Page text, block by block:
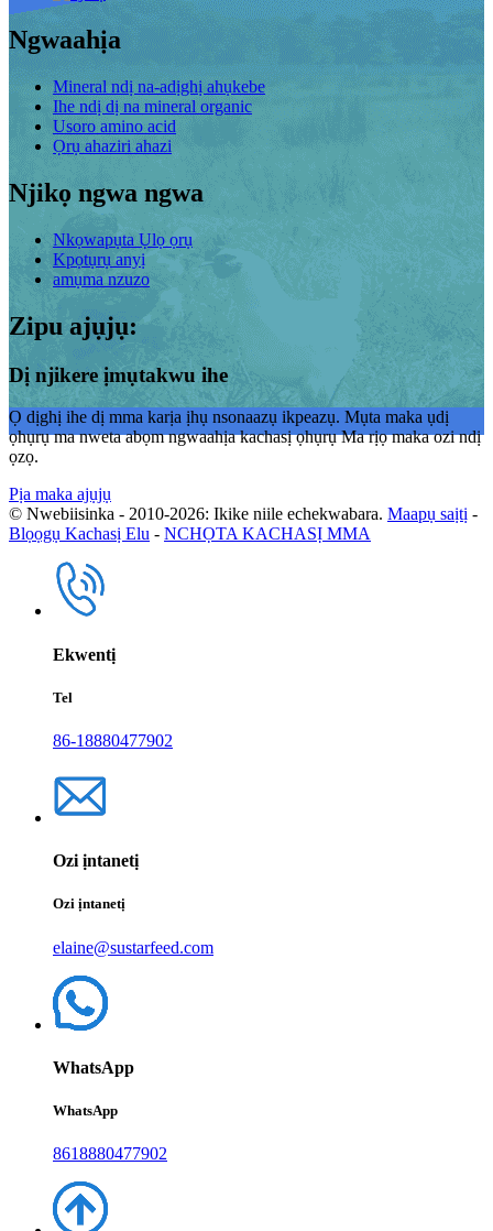
Ngwaahịa
Mineral ndị na-adịghị ahụkebe
Ihe ndị dị na mineral organic
Usoro amino acid
Ọrụ ahaziri ahazi
Njikọ ngwa ngwa
Nkọwapụta Ụlọ ọrụ
Kpọtụrụ anyị
amụma nzuzo
Zipu ajụjụ:
Dị njikere ịmụtakwu ihe
Ọ dịghị ihe dị mma karịa ịhụ nsonaazụ ikpeazụ. Mụta maka ụdị
ọhụrụ ma nweta abọm ngwaahịa kachasị ọhụrụ Ma rịọ maka ozi ndị
ọzọ.
Pịa maka ajụjụ
© Nwebiisinka - 2010-2026: Ikike niile echekwabara. Maapụ saịtị -
Blọọgụ Kachasị Elu - NCHỌTA KACHASỊ MMA
Ekwentị
Tel
86-18880477902
Ozi ịntanetị
Ozi ịntanetị
elaine@sustarfeed.com
WhatsApp
WhatsApp
8618880477902